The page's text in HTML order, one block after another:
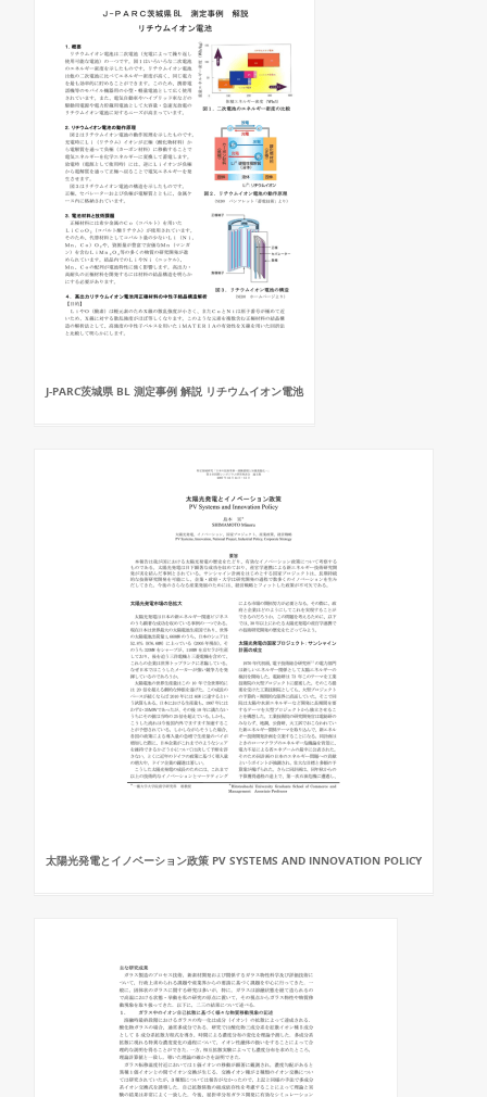
J-PARC茨城県 BL 測定事例 解説 リチウムイオン電池
太陽光発電とイノベーション政策 PV SYSTEMS AND INNOVATION POLICY